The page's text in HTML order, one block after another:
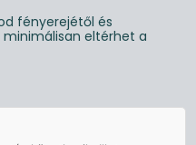
fényerejétől és
eltérhet a